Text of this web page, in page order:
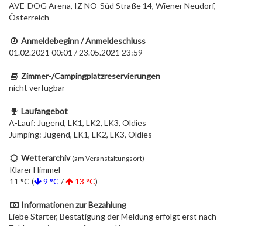
AVE-DOG Arena, IZ NÖ-Süd Straße 14, Wiener Neudorf,
Österreich
Anmeldebeginn / Anmeldeschluss
01.02.2021 00:01 / 23.05.2021 23:59
Zimmer-/Campingplatzreservierungen
nicht verfügbar
Laufangebot
A-Lauf: Jugend, LK1, LK2, LK3, Oldies
Jumping: Jugend, LK1, LK2, LK3, Oldies
Wetterarchiv (am Veranstaltungsort)
Klarer Himmel
11 °C (
9 °C / 13 °C)
Informationen zur Bezahlung
Liebe Starter, Bestätigung der Meldung erfolgt erst nach